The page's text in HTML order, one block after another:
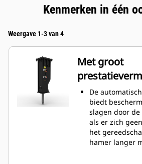
Kenmerken in één
Weergave 1-3 van 4
Met groot
De
biedt
slagen door
als er zich
het
hamer langer